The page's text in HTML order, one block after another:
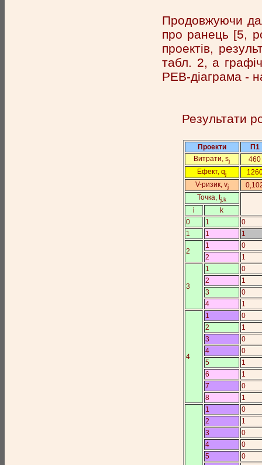
Продовжуючи
про ранець [5,
проектів,
табл. 2, а
РЕВ-діаграма -
Результати
Про­ек­ти
П1
Вит­ра­ти, sj
460
Ефект, qj
V-ризик, vj
Точ­ка, tj,k
i
k
0
1
0
1
1 1
2
1
0
2
1
3
1
0
2
1
3
0
4
1
4
1
0
2
1
3
0
4
0
5
1
6
1
7
0
8
1
1
0
2
1
3
0
4
0
5
0